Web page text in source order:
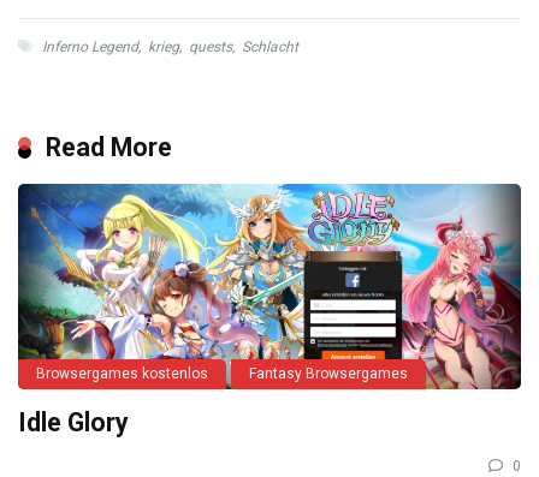
Inferno Legend, krieg, quests, Schlacht
Read More
Browsergames kostenlos Fantasy Browsergames
Idle Glory
0